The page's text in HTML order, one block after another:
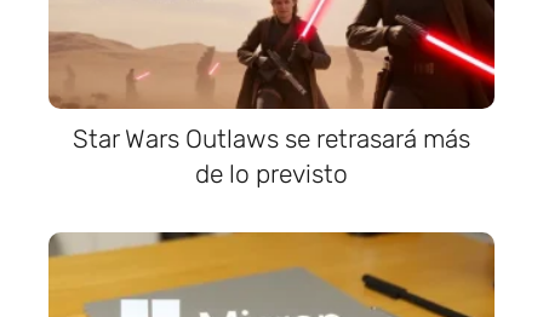
Star Wars Outlaws se retrasará más
de lo previsto